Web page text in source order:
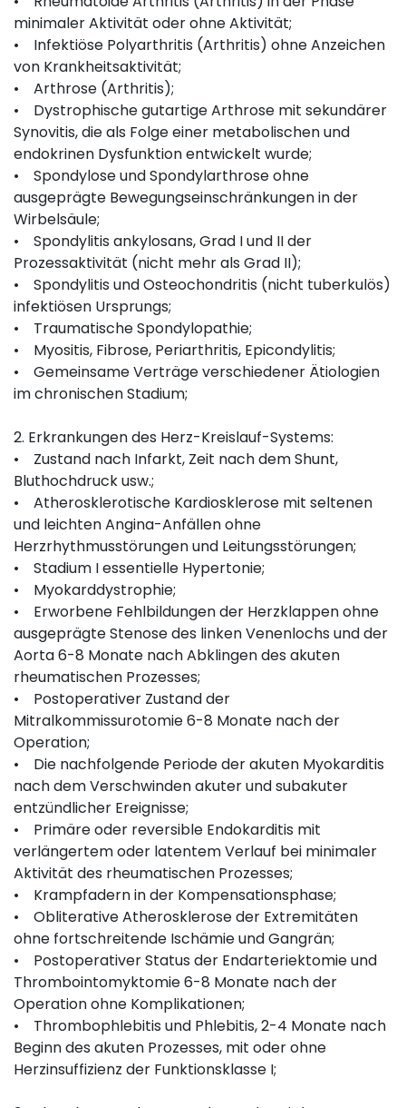
minimaler Aktivität oder ohne Aktivität;
• Infektiöse Polyarthritis (Arthritis) ohne Anzeichen
von Krankheitsaktivität;
• Arthrose (Arthritis);
• Dystrophische gutartige Arthrose mit sekundärer
Synovitis, die als Folge einer metabolischen und
endokrinen Dysfunktion entwickelt wurde;
• Spondylose und Spondylarthrose ohne
ausgeprägte Bewegungseinschränkungen in der
Wirbelsäule;
• Spondylitis ankylosans, Grad I und II der
Prozessaktivität (nicht mehr als Grad II);
• Spondylitis und Osteochondritis (nicht tuberkulös)
infektiösen Ursprungs;
• Traumatische Spondylopathie;
• Myositis, Fibrose, Periarthritis, Epicondylitis;
• Gemeinsame Verträge verschiedener Ätiologien
im chronischen Stadium;
2. Erkrankungen des Herz-Kreislauf-Systems:
• Zustand nach Infarkt, Zeit nach dem Shunt,
Bluthochdruck usw.;
• Atherosklerotische Kardiosklerose mit seltenen
und leichten Angina-Anfällen ohne
Herzrhythmusstörungen und Leitungsstörungen;
• Stadium I essentielle Hypertonie;
• Myokarddystrophie;
• Erworbene Fehlbildungen der Herzklappen ohne
ausgeprägte Stenose des linken Venenlochs und der
Aorta 6-8 Monate nach Abklingen des akuten
rheumatischen Prozesses;
• Postoperativer Zustand der
Mitralkommissurotomie 6-8 Monate nach der
Operation;
• Die nachfolgende Periode der akuten Myokarditis
nach dem Verschwinden akuter und subakuter
entzündlicher Ereignisse;
• Primäre oder reversible Endokarditis mit
verlängertem oder latentem Verlauf bei minimaler
Aktivität des rheumatischen Prozesses;
• Krampfadern in der Kompensationsphase;
• Obliterative Atherosklerose der Extremitäten
ohne fortschreitende Ischämie und Gangrän;
• Postoperativer Status der Endarteriektomie und
Thrombointomyktomie 6-8 Monate nach der
Operation ohne Komplikationen;
• Thrombophlebitis und Phlebitis, 2-4 Monate nach
Beginn des akuten Prozesses, mit oder ohne
Herzinsuffizienz der Funktionsklasse I;